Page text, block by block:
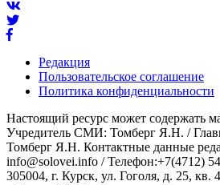
Редакция
Пользовательское соглашение
Политика конфиденциальности
Настоящий ресурс может содержать
Учредитель СМИ: Томберг Я.Н. /
Томберг Я.Н. Контактные данные
info@solovei.info / Телефон:+7(4712)
305004, г. Курск, ул. Гоголя, д. 25, кв.